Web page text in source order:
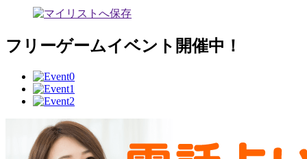
フリーゲームイベント開催中！